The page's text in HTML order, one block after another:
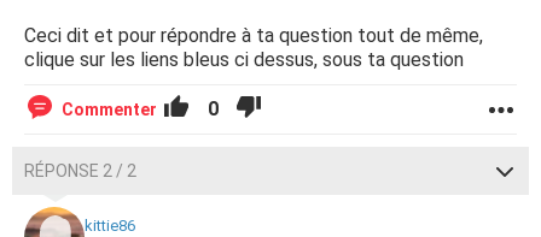
Ceci dit et pour répondre à ta question tout de même,
clique sur les liens bleus ci dessus, sous ta question
Commenter 0
RÉPONSE 2 / 2
kittie86